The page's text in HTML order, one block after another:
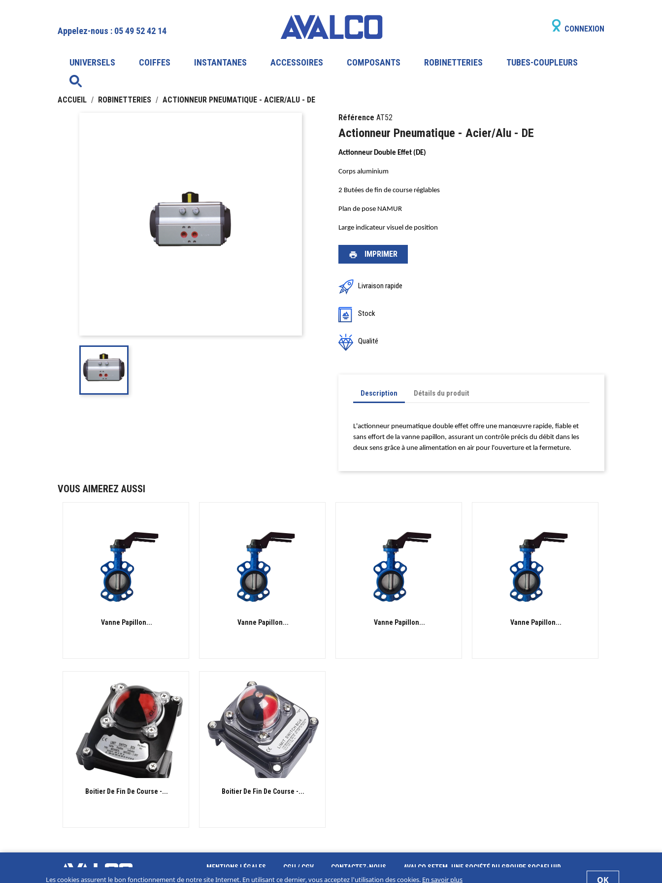
Appelez-nous : 05 49 52 42 14 CONNEXION
UNIVERSELS COIFFES INSTANTANES ACCESSOIRES COMPOSANTS ROBINETTERIES TUBES-COUPLEURS
Les cookies assurent le bon fonctionnement de notre site Internet. En utilisant ce dernier, vous acceptez l'utilisation des cookies. En savoir plus OK
ACCUEIL ROBINETTERIES
ACTIONNEUR PNEUMATIQUE - ACIER/ALU - DE
Référence AT52
Actionneur Pneumatique - Acier/Alu - DE
Actionneur Double Effet (DE)
Corps aluminium
2 Butées de fin de course réglables
Plan de pose NAMUR
Large indicateur visuel de position
print IMPRIMER
Livraison rapide
Stock
Qualité
Description Détails du produit
L'actionneur pneumatique double effet offre une manœuvre rapide, fiable et
sans effort de la vanne papillon, assurant un contrôle précis du débit dans les
deux sens grâce à une alimentation en air pour l'ouverture et la fermeture.
VOUS AIMEREZ AUSSI
Vanne Papillon... Vanne Papillon... Vanne Papillon... Vanne Papillon...
Boitier De Fin De Course -... Boitier De Fin De Course -...
MENTIONS LÉGALES CGU / CGV CONTACTEZ-NOUS AVALCO SETEM, UNE SOCIÉTÉ DU GROUPE SOCAFLUID